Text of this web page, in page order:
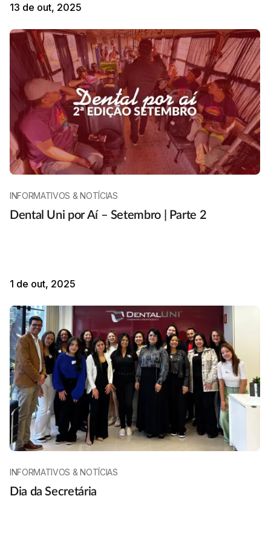
13 de out, 2025
INFORMATIVOS & NOTÍCIAS
Dental Uni por Aí – Setembro | Parte 2
1 de out, 2025
INFORMATIVOS & NOTÍCIAS
Dia da Secretária